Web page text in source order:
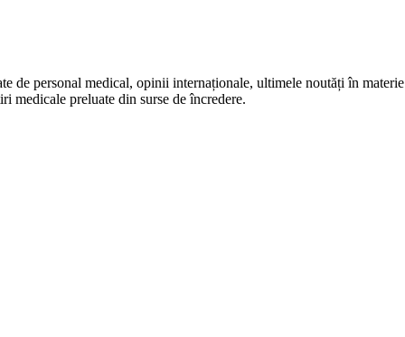
de personal medical, opinii internaționale, ultimele noutăți în
medicale preluate din surse de încredere.